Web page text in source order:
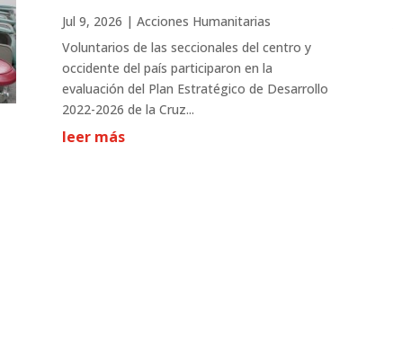
Jul 9, 2026 | Acciones Humanitarias
Voluntarios de las seccionales del centro y
occidente del país participaron en la
evaluación del Plan Estratégico de Desarrollo
2022-2026 de la Cruz...
leer más